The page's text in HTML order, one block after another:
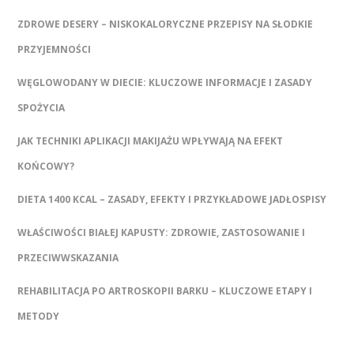
ZDROWE DESERY – NISKOKALORYCZNE PRZEPISY NA SŁODKIE
PRZYJEMNOŚCI
WĘGLOWODANY W DIECIE: KLUCZOWE INFORMACJE I ZASADY
SPOŻYCIA
JAK TECHNIKI APLIKACJI MAKIJAŻU WPŁYWAJĄ NA EFEKT
KOŃCOWY?
DIETA 1400 KCAL – ZASADY, EFEKTY I PRZYKŁADOWE JADŁOSPISY
WŁAŚCIWOŚCI BIAŁEJ KAPUSTY: ZDROWIE, ZASTOSOWANIE I
PRZECIWWSKAZANIA
REHABILITACJA PO ARTROSKOPII BARKU – KLUCZOWE ETAPY I
METODY